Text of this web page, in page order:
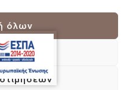
όλων
- Σώματος
All Rights Reserved |